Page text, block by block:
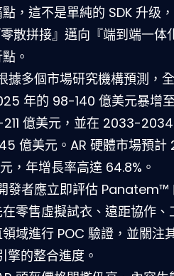
，這不是單純的 SDK 升级
散拼接』邁向『端到端一体
。
據多個市場研究機構預測，
年的 98-140 億美元暴增
億美元，並在 2033-
億美元。AR 硬體市場預計
，年增長率高達 64.8%。
發者應立即評估 Panatem™
零售虛擬試衣、遠距協作、
域進行 POC 驗證，並關注
的整合進度。